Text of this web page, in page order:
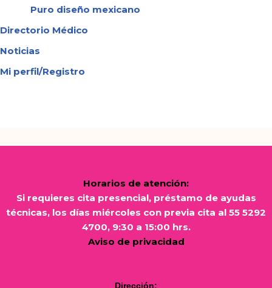
Puro diseño mexicano
Directorio Médico
Noticias
Mi perfil/Registro
Horarios de atención:
Si requieres cita presencial, préstamo de ayudas
técnicas, los días miércoles con previa cita al 55 5292
4700, 9:30 a 15:00 hrs.
Aviso de privacidad
Dirección: